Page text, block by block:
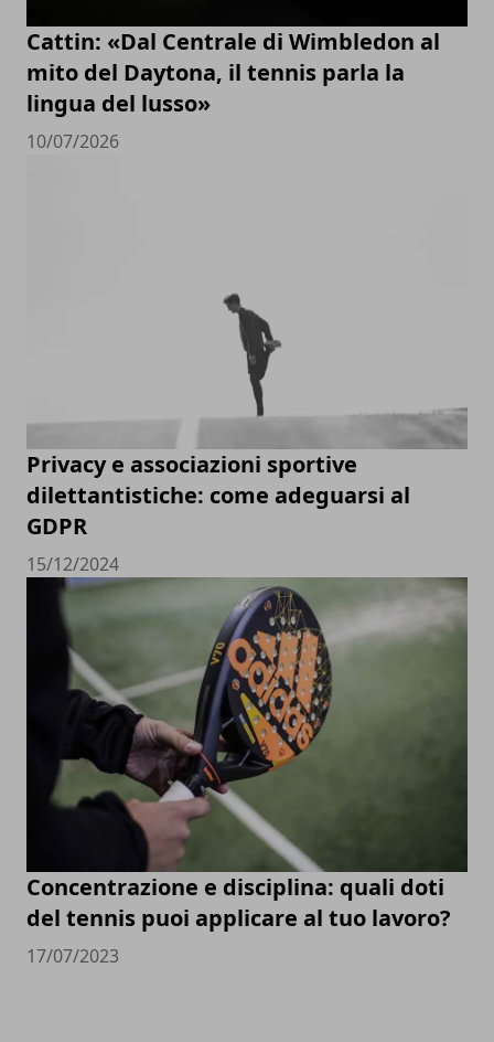
Cattin: «Dal Centrale di Wimbledon al
mito del Daytona, il tennis parla la
lingua del lusso»
10/07/2026
Privacy e associazioni sportive
dilettantistiche: come adeguarsi al
GDPR
15/12/2024
Concentrazione e disciplina: quali doti
del tennis puoi applicare al tuo lavoro?
17/07/2023